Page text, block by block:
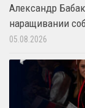
Александр
наращивании
05.08.2026